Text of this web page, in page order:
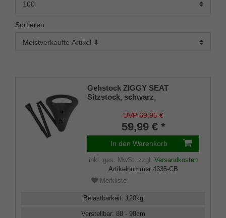
Sortieren
Gehstock ZIGGY SEAT
Sitzstock, schwarz,
Leichtmetall,Spezial
Klappsitz/Griff inklusive
Gummipuffer und Tasche, 88-
UVP 69,95 €
59,99 € *
In den Warenkorb
inkl. ges. MwSt. zzgl. Versandkosten
Artikelnummer 4335-CB
Merkliste
Belastbarkeit: 120kg
Verstellbar: 88 - 98cm